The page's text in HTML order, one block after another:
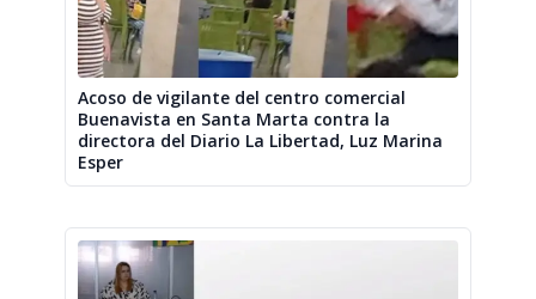
Acoso de vigilante del centro comercial
Buenavista en Santa Marta contra la
directora del Diario La Libertad, Luz Marina
Esper